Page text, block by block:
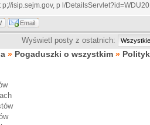
p;//isip.sejm.gov, p l/
Email
Wyświetl posty z ostatnich:
» Pogaduszki o wszystkim »